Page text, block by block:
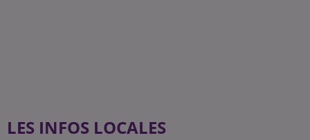
LES INFOS LOCALES